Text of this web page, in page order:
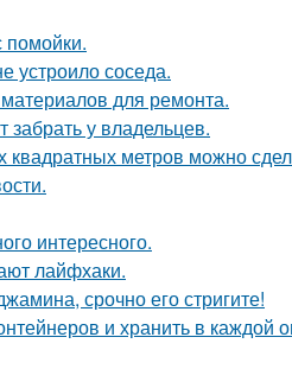
помойки.
устроило соседа.
для ремонта.
у владельцев.
метров можно
интересного.
лайфхаки.
срочно его стригите!
и хранить в каждой